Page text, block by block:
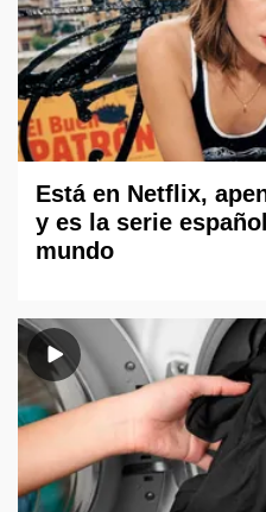
Está en Netflix,
y es la serie
mundo